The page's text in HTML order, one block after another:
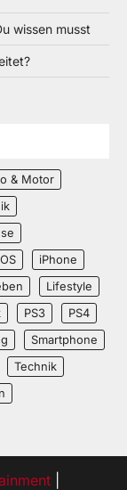
wissen musst
& Motor
iPhone
Lifestyle
PS3
PS4
Smartphone
Technik